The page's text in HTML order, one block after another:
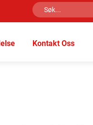
Kontakt Oss